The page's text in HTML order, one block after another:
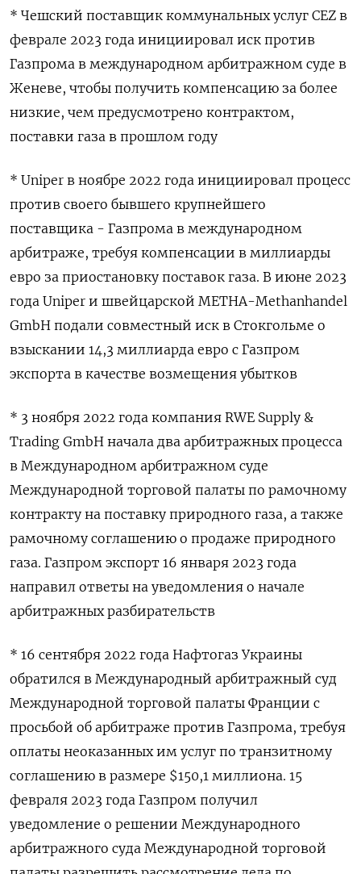
* Чешский поставщик коммунальных услуг CEZ в
феврале 2023 года инициировал иск против
Газпрома в международном арбитражном суде в
Женеве, чтобы получить компенсацию за более
низкие, чем предусмотрено контрактом,
поставки газа в прошлом году
* Uniper в ноябре 2022 года инициировал процесс
против своего бывшего крупнейшего
поставщика - Газпрома в международном
арбитраже, требуя компенсации в миллиарды
евро за приостановку поставок газа. В июне 2023
года Uniper и швейцарской METHA-Methanhandel
GmbH подали совместный иск в Стокгольме о
взыскании 14,3 миллиарда евро с Газпром
экспорта в качестве возмещения убытков
* 3 ноября 2022 года компания RWE Supply &
Trading GmbH начала два арбитражных процесса
в Международном арбитражном суде
Международной торговой палаты по рамочному
контракту на поставку природного газа, а также
рамочному соглашению о продаже природного
газа. Газпром экспорт 16 января 2023 года
направил ответы на уведомления о начале
арбитражных разбирательств
* 16 сентября 2022 года Нафтогаз Украины
обратился в Международный арбитражный суд
Международной торговой палаты Франции с
просьбой об арбитраже против Газпрома, требуя
оплаты неоказанных им услуг по транзитному
соглашению в размере $150,1 миллиона. 15
февраля 2023 года Газпром получил
уведомление о решении Международного
арбитражного суда Международной торговой